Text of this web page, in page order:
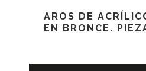
AROS DE
EN BRONCE.